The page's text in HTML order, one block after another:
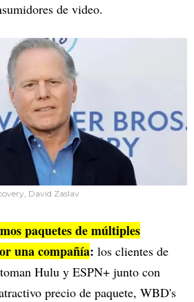
de video.
David Zaslav
paquetes de múltiples
una compañía: los clientes de
Hulu y ESPN+ junto con
precio de paquete, WBD's